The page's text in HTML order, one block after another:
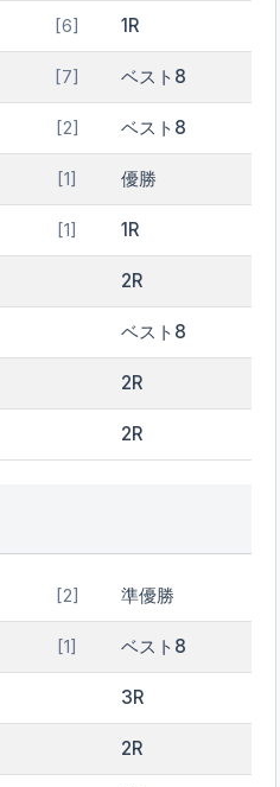
[6] 1R
[7] ベスト8
[2] ベスト8
[1] 優勝
[1] 1R
2R
ベスト8
2R
2R
[2] 準優勝
[1] ベスト8
3R
2R